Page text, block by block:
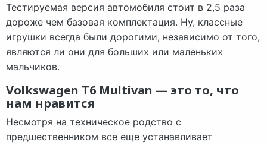
Тестируемая версия автомобиля стоит в 2,5 раза
дороже чем базовая комплектация. Ну, классные
игрушки всегда были дорогими, независимо от того,
являются ли они для больших или маленьких
мальчиков.
Volkswagen T6 Multivan — это то, что
нам нравится
Несмотря на техническое родство с
предшественником все еще устанавливает